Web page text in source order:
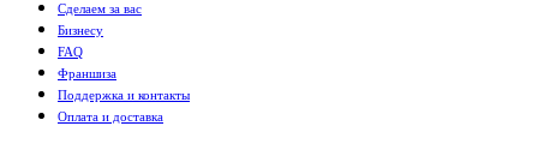
Сделаем за вас
Бизнесу
FAQ
Франшиза
Поддержка и контакты
Оплата и доставка